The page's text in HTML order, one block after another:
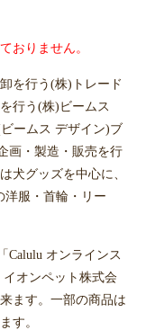
おりません。
を行う(株)トレード
行う(株)ビームス
ームス デザイン)ブ
画・製造・販売を行
犬グッズを中心に、
洋服・首輪・リー
Calulu オンラインス
イオンペット株式会
ます。一部の商品は
す。